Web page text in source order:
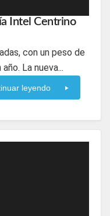
Intel Centrino
con un peso de
La nueva...
leyendo